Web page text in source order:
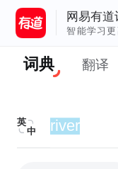
网易有道
智能学习更
词典 翻译
英
中